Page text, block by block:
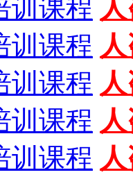
训课程
训课程
训课程
训课程
训课程